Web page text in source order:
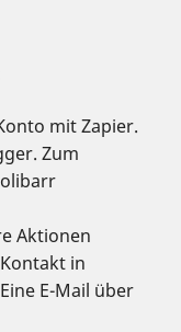
mit Zapier.
Zum
Aktionen
in
E-Mail über